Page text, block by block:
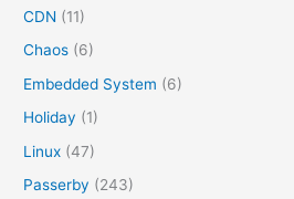
CDN (11)
Chaos (6)
Embedded System (6)
Holiday (1)
Linux (47)
Passerby (243)